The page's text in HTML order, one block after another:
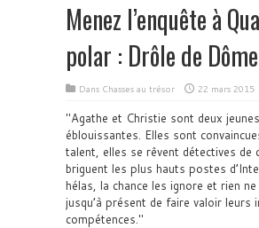
Menez l’enquête à
polar : Drôle de Dôme
Dans Chasses au trésor 22 mars 2015
Agathe et Christie sont deux
éblouissantes. Elles sont
talent, elles se rêvent détectives de
briguent les plus hauts postes
hélas, la chance les ignore et rien
jusqu’à présent de faire valoir leurs
compétences.